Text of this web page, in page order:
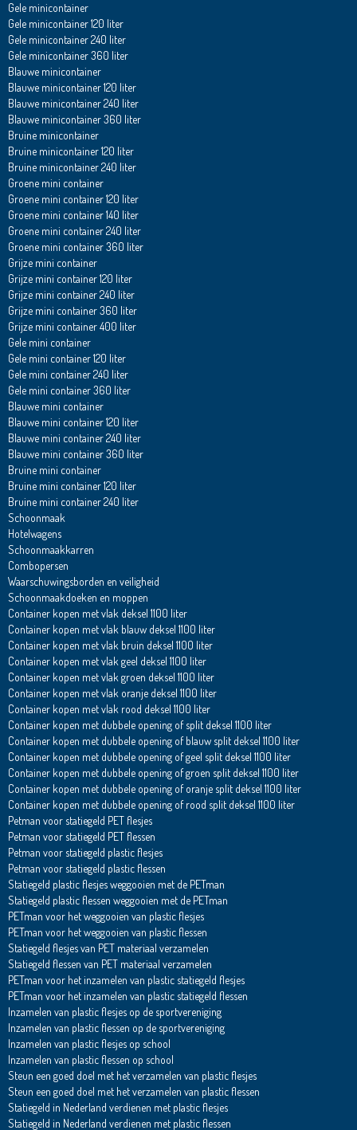
Gele minicontainer
Gele minicontainer 120 liter
Gele minicontainer 240 liter
Gele minicontainer 360 liter
Blauwe minicontainer
Blauwe minicontainer 120 liter
Blauwe minicontainer 240 liter
Blauwe minicontainer 360 liter
Bruine minicontainer
Bruine minicontainer 120 liter
Bruine minicontainer 240 liter
Groene mini container
Groene mini container 120 liter
Groene mini container 140 liter
Groene mini container 240 liter
Groene mini container 360 liter
Grijze mini container
Grijze mini container 120 liter
Grijze mini container 240 liter
Grijze mini container 360 liter
Grijze mini container 400 liter
Gele mini container
Gele mini container 120 liter
Gele mini container 240 liter
Gele mini container 360 liter
Blauwe mini container
Blauwe mini container 120 liter
Blauwe mini container 240 liter
Blauwe mini container 360 liter
Bruine mini container
Bruine mini container 120 liter
Bruine mini container 240 liter
Schoonmaak
Hotelwagens
Schoonmaakkarren
Combopersen
Waarschuwingsborden en veiligheid
Schoonmaakdoeken en moppen
Container kopen met vlak deksel 1100 liter
Container kopen met vlak blauw deksel 1100 liter
Container kopen met vlak bruin deksel 1100 liter
Container kopen met vlak geel deksel 1100 liter
Container kopen met vlak groen deksel 1100 liter
Container kopen met vlak oranje deksel 1100 liter
Container kopen met vlak rood deksel 1100 liter
Container kopen met dubbele opening of split deksel 1100 liter
Container kopen met dubbele opening of blauw split deksel 1100 liter
Container kopen met dubbele opening of geel split deksel 1100 liter
Container kopen met dubbele opening of groen split deksel 1100 liter
Container kopen met dubbele opening of oranje split deksel 1100 liter
Container kopen met dubbele opening of rood split deksel 1100 liter
Petman voor statiegeld PET flesjes
Petman voor statiegeld PET flessen
Petman voor statiegeld plastic flesjes
Petman voor statiegeld plastic flessen
Statiegeld plastic flesjes weggooien met de PETman
Statiegeld plastic flessen weggooien met de PETman
PETman voor het weggooien van plastic flesjes
PETman voor het weggooien van plastic flessen
Statiegeld flesjes van PET materiaal verzamelen
Statiegeld flessen van PET materiaal verzamelen
PETman voor het inzamelen van plastic statiegeld flesjes
PETman voor het inzamelen van plastic statiegeld flessen
Inzamelen van plastic flesjes op de sportvereniging
Inzamelen van plastic flessen op de sportvereniging
Inzamelen van plastic flesjes op school
Inzamelen van plastic flessen op school
Steun een goed doel met het verzamelen van plastic flesjes
Steun een goed doel met het verzamelen van plastic flessen
Statiegeld in Nederland verdienen met plastic flesjes
Statiegeld in Nederland verdienen met plastic flessen